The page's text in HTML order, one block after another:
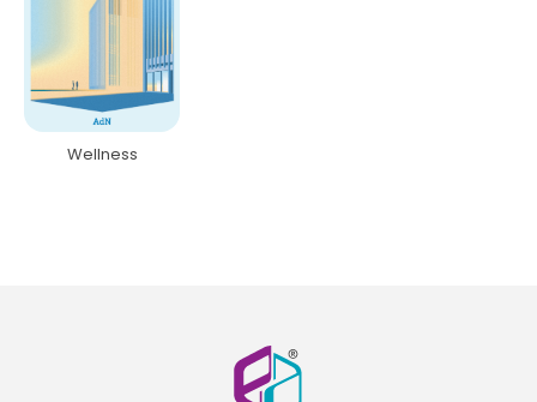
Wellness